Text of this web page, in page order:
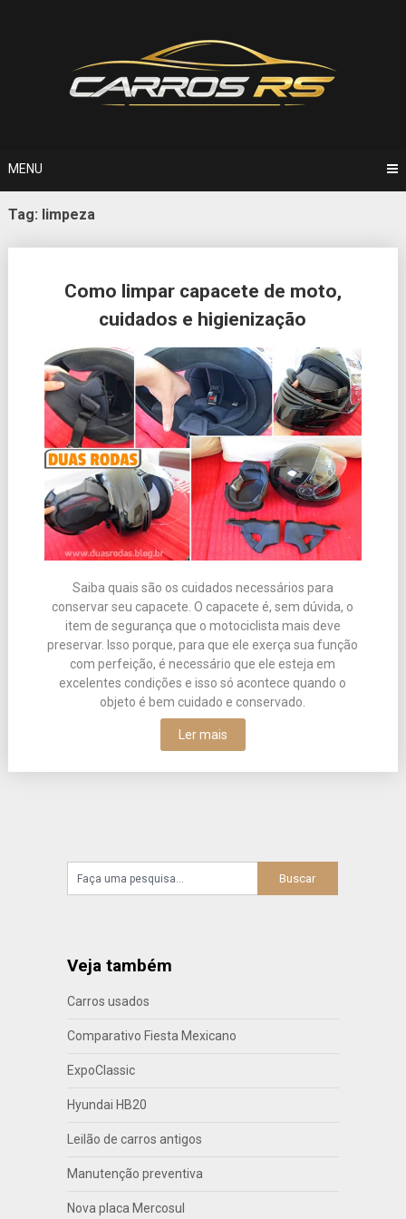
MENU
Tag: limpeza
Como limpar capacete de moto,
cuidados e higienização
Saiba quais são os cuidados necessários para
conservar seu capacete. O capacete é, sem dúvida, o
item de segurança que o motociclista mais deve
preservar. Isso porque, para que ele exerça sua função
com perfeição, é necessário que ele esteja em
excelentes condições e isso só acontece quando o
objeto é bem cuidado e conservado.
Ler mais
navigation
Veja também
Carros usados
Comparativo Fiesta Mexicano
ExpoClassic
Hyundai HB20
Leilão de carros antigos
Manutenção preventiva
Nova placa Mercosul